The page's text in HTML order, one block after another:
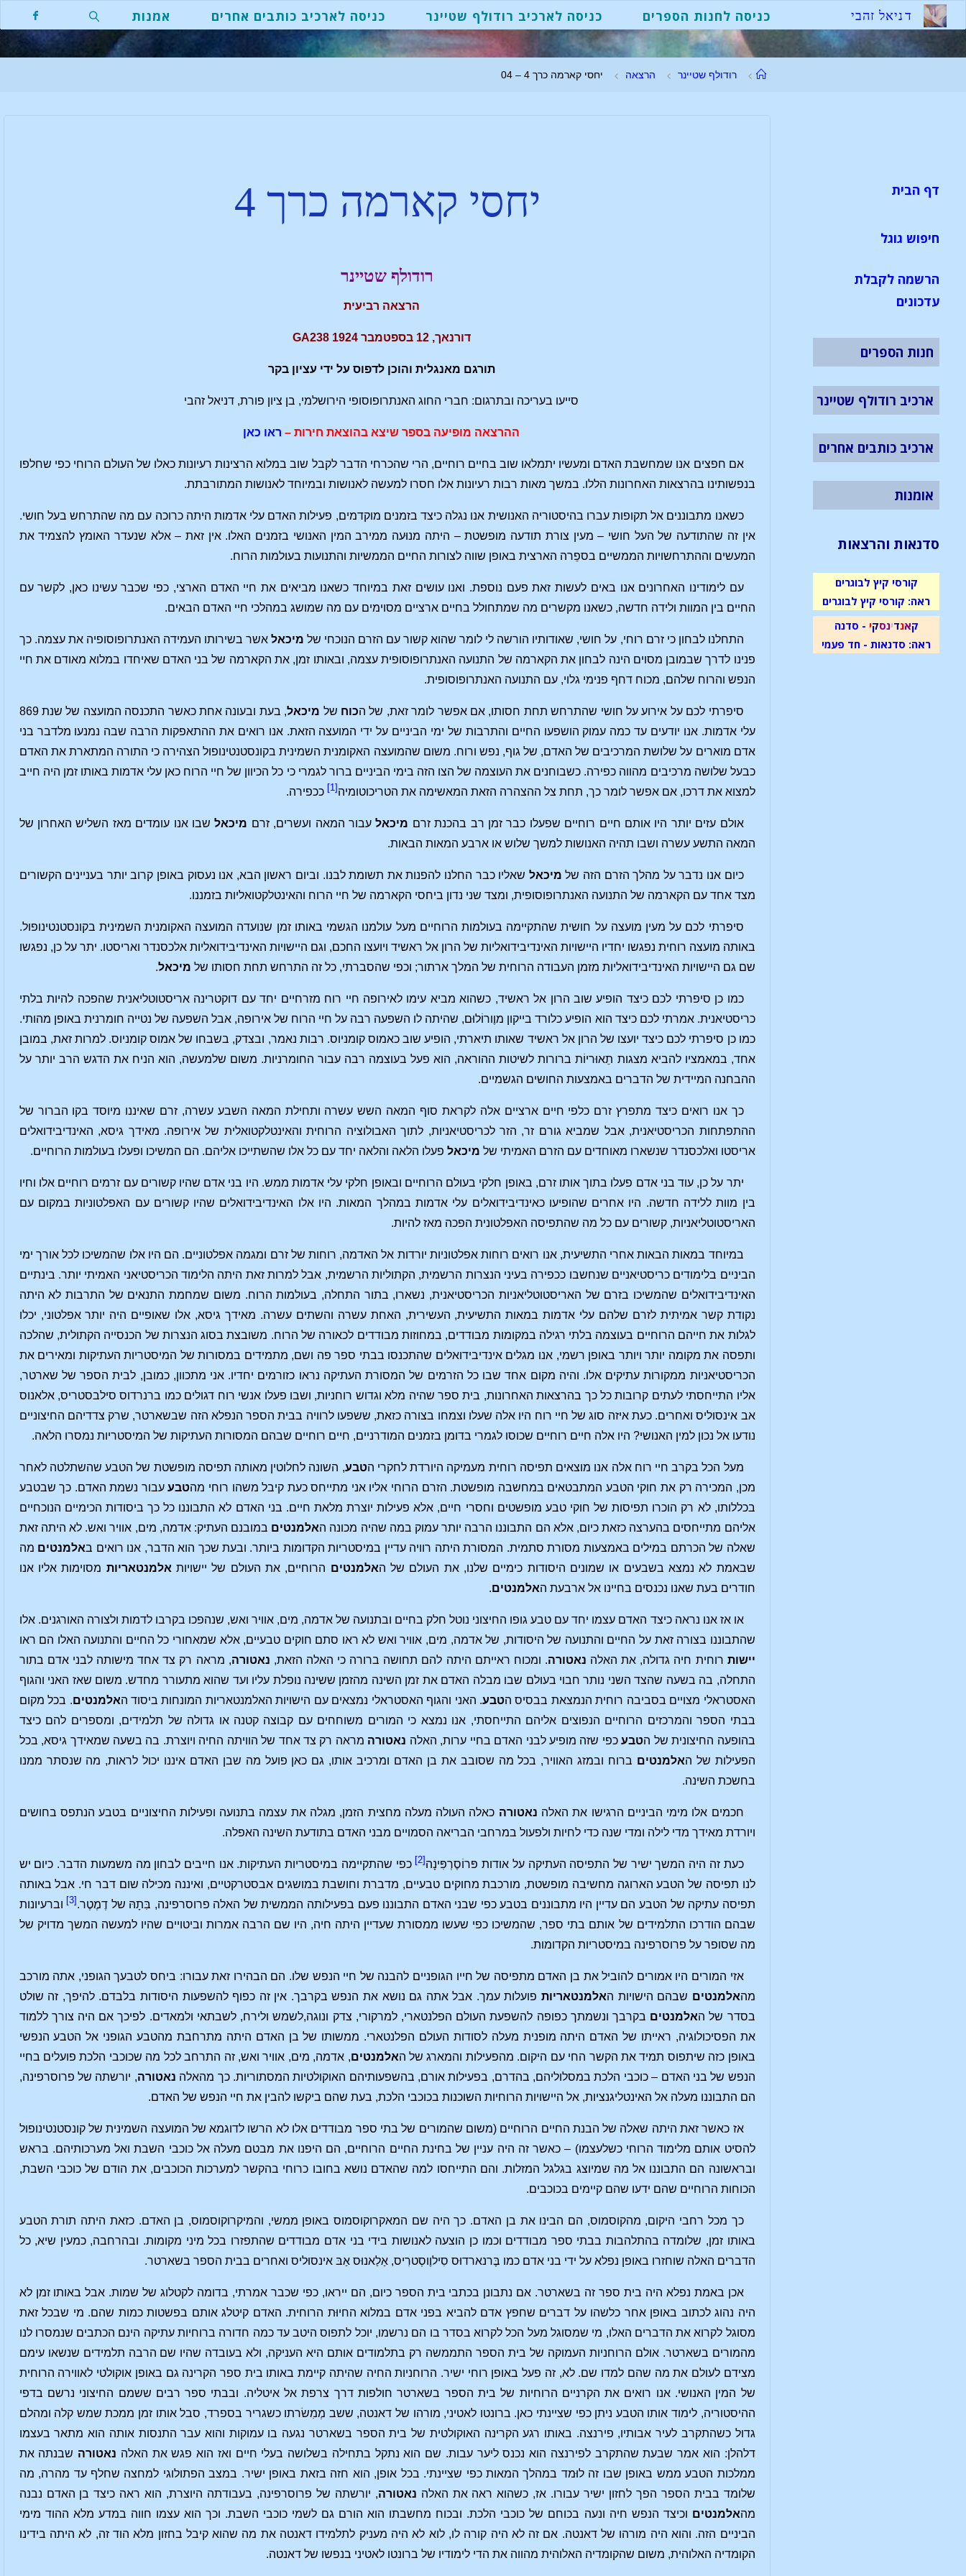
דניאל זהבי כניסה לחנות הספרים כניסה לארכיב רודולף שטיינר כניסה לארכיב כותבים אחרים אמנות
רודולף שטיינר הרצאה יחסי קארמה כרך 4 – 04
יחסי קארמה כרך 4
רודולף שטיינר
הרצאה רביעית
דורנאך, 12 בספטמבר 1924 GA238
תורגם מאנגלית והוכן לדפוס על ידי עציון בקר
סייעו בעריכה ובתרגום: חברי החוג האנתרופוסופי הירושלמי, בן ציון פורת, דניאל זהבי
ההרצאה מופיעה בספר שיצא בהוצאת חירות – ראו כאן
אם חפצים אנו שמחשבת האדם ומעשיו יתמלאו שוב בחיים רוחיים, הרי שהכרחי הדבר לקבל שוב במלוא הרצינות רעיונות כאלו של העולם הרוחי כפי שחלפו
בנפשותינו בהרצאות האחרונות הללו. במשך מאות רבות רעיונות אלו חסרו למעשה לאנושות ובמיוחד לאנושות המתורבתת.
כשאנו מתבוננים אל תקופות עברו בהיסטוריה האנושית אנו נגלה כיצד בזמנים מוקדמים, פעילות האדם עלי אדמות היתה כרוכה עם מה שהתרחש בעל חושי.
אין זה שהתודעה של העל חושי – מעין צורת תודעה מופשטת – היתה מנוּעה ממירב המין האנושי בזמנים האלו. אין זאת – אלא שנעדר האומץ להצמיד את
המעשים וההתרחשויות הממשיים בספֵרה הארצית באופן שווה לצורות החיים הממשיות והתנועות בעולמות הרוח.
עם לימודינו האחרונים אנו באים לעשות זאת פעם נוספת. ואנו עושים זאת במיוחד כשאנו מביאים את חיי האדם הארצי, כפי שכבר עשינו כאן, לקשר עם
החיים בין המוות ולידה חדשה, כשאנו מקשרים מה שמתחולל בחיים ארציים מסוימים עם מה שמושג במהלכי חיי האדם הבאים.
התחלנו לבחון כי זרם רוחי, על חושי, שאודותיו הורשה לי לומר שהוא קשור עם הזרם הנוכחי של מיכאל אשר בשירותו העמידה האנתרופוסופיה את עצמה. כך
פנינו לדרך שבמובן מסוים הינה לבחון את הקארמה של התנועה האנתרופוסופית עצמה, ובאותו זמן, את הקארמה של בני האדם שאיחדו במלוא מאודם את חיי
הנפש והרוח שלהם, מכוח דחף פנימי גלוי, עם התנועה האנתרופוסופית.
סיפרתי לכם על אירוע על חושי שהתרחש תחת חסותו, אם אפשר לומר זאת, של הכוח של מיכאל
, בעת ובעונה אחת כאשר התכנסה המועצה של שנת 869
עלי אדמות. אנו יודעים עד כמה עמוק הושפעו החיים והתרבות של ימי הביניים על ידי המועצה הזאת. אנו רואים את ההתאפקות הרבה שבה נמנעו מלדבר בני
אדם מוארים על שלושת המרכיבים של האדם, של גוף, נפש ורוח. משום שהמועצה האקומנית השמינית בקונסטנטינופול הצהירה כי התורה המתארת את האדם
כבעל שלושה מרכיבים מהווה כפירה. כשבוחנים את העוצמה של הצו הזה בימי הביניים ברור לגמרי כי כל הכיוון של חיי הרוח כאן עלי אדמות באותו זמן היה חייב
למצוא את דרכו, אם אפשר לומר כך, תחת צל ההצהרה הזאת המאשימה את הטריכוטומיה [1] ככפירה.
אולם עזים יותר היו אותם חיים רוחיים שפעלו כבר זמן רב בהכנת זרם מיכאלעבור המאה ועשרים, זרם מיכאלשבו אנו עומדים מאז השליש האחרון של
המאה התשע עשרה ושבו תהיה האנושות למשך שלוש או ארבע המאות הבאות.
כיום אנו נדבר על מהלך הזרם הזה של מיכאל שאליו כבר החלנו להפנות את תשומת לבנו. וביום ראשון הבא, אנו נעסוק באופן קרוב יותר בעניינים הקשורים
מצד אחד עם הקארמה של התנועה האנתרופוסופית, ומצד שני נדון ביחסי הקארמה של חיי הרוח והאינטלקטואליות בזמננו.
סיפרתי לכם על מעין מועצה על חושית שהתקיימה בעולמות הרוחיים מעל עולמנו הגשמי באותו זמן שנועדה המועצה האקומנית השמינית בקונסטנטינופול.
באותה מועצה רוחית נפגשו יחדיו היישויות האינדיבידואליות של הרון אל ראשיד ויועצו החכם, וגם היישויות האינדיבידואליות אלכסנדר ואריסטו. יתר על כן, נפגשו
שם גם היישויות האינדיבידואליות מזמן העבודה הרוחית של המלך ארתור; וכפי שהסברתי, כל זה התרחש תחת חסותו של מיכאל.
כמו כן סיפרתי לכם כיצד הופיע שוב הרון אל ראשיד, כשהוא מביא עימו לאירופה חיי רוח מזרחיים יחד עם דוקטרינה אריסטוטליאנית שהפכה להיות בלתי
כריסטיאנית. אמרתי לכם כיצד הוא הופיע כלורד בייקון מוֶורוֹלוּם, שהיתה לו השפעה רבה על חיי הרוח של אירופה, אבל השפעה של נטייה חומרנית באופן מהותי.
כמו כן סיפרתי לכם כיצד יועצו של הרון אל ראשיד שאותו תיארתי, הופיע שוב כאמוס קומניוס. רבות נאמר, ובצדק, בשבחו של אמוס קומניוס. למרות זאת, במובן
אחד, במאמציו להביא מצגות תֵאוּריוֹת ברורות לשיטות ההוראה, הוא פעל בעוצמה רבה עבור החומרניות. משום שלמעשה, הוא הניח את הדגש הרב יותר על
ההבחנה המיידית של הדברים באמצעות החושים הגשמיים.
כך אנו רואים כיצד מתפרץ זרם כלפי חיים ארציים אלה לקראת סוף המאה השש עשרה ותחילת המאה השבע עשרה, זרם שאיננו מיוסד בקו הברור של
ההתפתחות הכריסטיאנית, אבל שמביא גורם זר, הזר לכריסטיאניות, לתוך האבולוציה הרוחית והאינטלקטואלית של אירופה. מאידך גיסא, האינדיבידואלים
אריסטו ואלכסנדר שנשארו מאוחדים עם הזרם האמיתי של מיכאל פעלו הלאה והלאה יחד עם כל אלו שהשתייכו אליהם. הם המשיכו ופעלו בעולמות הרוחיים.
יתר על כן, עוד בני אדם פעלו בתוך אותו זרם, באופן חלקי בעולם הרוחיים ובאופן חלקי עלי אדמות ממש. היו בני אדם שהיו קשורים עם זרמים רוחיים אלו וחיו
בין מוות ללידה חדשה. היו אחרים שהופיעו כאינדיבידואלים עלי אדמות במהלך המאות. היו אלו האינדיבידואלים שהיו קשורים עם האפלטוניות במקום עם
האריסטוטליאניות, קשורים עם כל מה שהתפיסה האפלטונית הפכה מאז להיות.
במיוחד במאות הבאות אחרי התשיעית, אנו רואים רוחות אפלטוניות יורדות אל האדמה, רוחות של זרם ומגמה אפלטוניים. הם היו אלו שהמשיכו לכל אורך ימי
הביניים בלימודים כריסטיאניים שנחשבו ככפירה בעיני הנצרות הרשמית, הקתוליות הרשמית, אבל למרות זאת היתה הלימוד הכריסטיאני האמיתי יותר. בינתיים
האינדיבידואלים שהמשיכו בזרם של האריסטוטליאניות הכריסטיאנית, נשארו, בתור התחלה, בעולמות הרוח. משום שמחמת התנאים של התרבות לא היתה
נקודת קשר אמיתית לזרם שלהם עלי אדמות במאות התשיעית, העשירית, האחת עשרה והשתים עשרה. מאידך גיסא, אלו שאופיים היה יותר אפלטוני, יכלו
לגלות את חייהם הרוחיים בעוצמה בלתי רגילה במקומות מבודדים, במחוזות מבודדים לכאורה של הרוח. משובצת בסוג הנצרות של הכנסייה הקתולית, שהלכה
ותפסה את מקומה יותר ויותר באופן רשמי, אנו מגלים אינדיבידואלים שהתכנסו בבתי ספר פה ושם, מתמידים במסורות של המיסטריות העתיקות ומאירים את
הכריסטיאניות ממקורות עתיקים אלו. והיה מקום אחד שבו כל הזרמים של המסורת העתיקה נראו כזורמים יחדיו. אני מתכוון, כמובן, לבית הספר של שארטר,
אליו התייחסתי לעתים קרובות כל כך בהרצאות האחרונות, בית ספר שהיה מלא וגדוש רוחניות, ושבו פעלו אנשי רוח דגולים כמו ברנרדוס סילבסטריס, אלאנוס
אב אינסוליס ואחרים. כעת איזה סוג של חיי רוח היו אלה שעלו וצמחו בצורה כזאת, ששפעו לרוויה בבית הספר הנפלא הזה שבשארטר, שרק צדדיהם החיצוניים
נודעו אל נכון למין האנושי? היו אלה חיים רוחיים שכוסו לגמרי בדומן בזמנים המודרניים, חיים רוחיים שבהם המסורות העתיקות של המיסטריות נמסרו הלאה.
מעל הכל בקרב חיי רוח אלה אנו מוצאים תפיסה רוחית מעמיקה היורדת לחקרי הטבע, השונה לחלוטין מאותה תפיסה מופשטת של הטבע שהשתלטה לאחר
מכן, המכירה רק את חוקי הטבע המתבטאים במחשבה מופשטת. הזרם הרוחי אליו אני מתייחס כעת קיבל משהו רוחי מהטבעעבור נשמת האדם. כך שבטבע
בכללותו, לא רק הוכרו תפיסות של חוקי טבע מופשטים וחסרי חיים, אלא פעילות יוצרת מלאת חיים. בני האדם לא התבוננו כל כך ביסודות הכימיים הנוכחיים
אליהם מתייחסים בהערצה כזאת כיום, אלא הם התבוננו הרבה יותר עמוק במה שהיה מכונה האלמנטים במובנם העתיק: אדמה, מים, אוויר ואש. לא היתה זאת
שאלה של הכרתם במילים באמצעות מסורת סתמית. המסורת היתה רוויה עדיין במיסטריות הקדומות ביותר. ובעת שכך הוא הדבר, אנו רואים באלמנטים מה
שבאמת לא נמצא בשבעים או שמונים היסודות כימיים שלנו, את העולם של האלמנטים הרוחיים, את העולם של יישויות אלמנטאריות מסוימות אליו אנו
חודרים בעת שאנו נכנסים בחיינו אל ארבעת האלמנטים.
או אז אנו נראה כיצד האדם עצמו יחד עם טבע גופו החיצוני נוטל חלק בחיים ובתנועה של אדמה, מים, אוויר ואש, שנהפכו בקרבו לדמות ולצורה האורגנים. אלו
שהתבוננו בצורה זאת על החיים והתנועה של היסודות, של אדמה, מים, אוויר ואש לא ראו סתם חוקים טבעיים, אלא שמאחורי כל החיים והתנועה האלו הם ראו
יישות רוחית חיה גדולה, את האלה נאטורה. ומכוח ראייתם היתה להם תחושה ברורה כי האלה הזאת, נאטורה, מראה רק צד אחד מישותה לבני אדם בתור
התחלה, בה בשעה שהצד השני נותר חבוי בעולם שבו מבלה האדם את זמן השינה מהזמן ששינה נופלת עליו ועד שהוא מתעורר מחדש. משום שאז האני והגוף
האסטראלי מצויים בסביבה רוחית הנמצאת בבסיס הטבע. האני והגוף האסטראלי נמצאים עם הישויות האלמנטאריות המונחות ביסוד האלמנטים. בכל מקום
בבתי הספר והמרכזים הרוחיים הנפוצים אליהם התייחסתי, אנו נמצא כי המורים משוחחים עם קבוצה קטנה או גדולה של תלמידים, ומספרים להם כיצד
בהופעה החיצונית של הטבעכפי שזה מופיע לבני האדם בחיי ערות, האלה נאטורה מראה רק צד אחד של הוויתה החיה ויוצרת. בה בשעה שמאידך גיסא, בכל
הפעילות של האלמנטים ברוח ובמזג האוויר, בכל מה שסובב את בן האדם ומרכיב אותו, גם כאן פועל מה שבן האדם איננו יכול לראות, מה שנסתר ממנו
בחשכת השינה.
חכמים אלו מימי הביניים הרגישו את האלה נאטורה כאלה העולה מעלה מחצית הזמן, מגלה את עצמה בתנועה ופעילות החיצוניים בטבע הנתפס בחושים
ויורדת מאידך מדי לילה ומדי שנה כדי לחיות ולפעול במרחבי הבריאה הסמויים מבני האדם בתודעת השינה האפלה.
כעת זה היה המשך ישיר של התפיסה העתיקה על אודות פּרוֹסֶרְפִּינָה [2]
כפי שהתקיימה במיסטריות העתיקות. אנו חייבים לבחון מה משמעות הדבר. כיום יש
לנו תפיסה של הטבע הארוגה מחשיבה מופשטת, מורכבת מחוקים טבעיים, מדברת וחושבת במושגים אבסטרקטיים, ואיננה מכילה שום דבר חי. אבל באותה
תפיסה עתיקה של הטבע הם עדיין היו מתבוננים בטבע כפי שבני האדם התבוננו פעם בפעילותה הממשית של האלה פרוסרפינה, בִּתָהּ של דֶמֶטֶר. [3]
וברעיונות
שבהם הודרכו התלמידים של אותם בתי ספר, שהמשיכו כפי שעשו ממסורת שעדיין היתה חיה, היו שם הרבה אמרות וביטויים שהיו למעשה המשך מדויק של
מה שסופר על פרוסרפינה במיסטריות הקדומות.
אזי המורים היו אמורים להוביל את בן האדם מתפיסה של חייו הגופניים להבנה של חיי הנפש שלו. הם הבהירו זאת עבורו: ביחס לטבעך הגופני, אתה מורכב
מהאלמנטים שבהם הישויות האלמנטאריות פועלות עמך. אבל אתה גם נושא את הנפש בקרבך. אין זה כפוף להשפעות היסודות בלבדם. להיפך, זה שולט
בסדר של האלמנטים בקרבך ונשמתך כפופה להשפעת העולם הפלנטארי, למרקורי, צדק ונוגה,לשמש ולירח, לשבתאי ולמאדים. לפיכך אם היה צורך ללמוד
את הפסיכולוגיה, ראייתו של האדם היתה מופנית מעלה לסודות העולם הפלנטארי. ממשותו של בן האדם היתה מתרחבת מהטבע הגופני אל הטבע הנפשי
באופן כזה שיתפוס תמיד את הקשר החי עם היקום. מהפעילות והמארג של האלמנטים, אדמה, מים, אוויר ואש, זה התרחב לכל מה שכוכבי הלכת פועלים בחיי
הנפש של בני האדם – כוכבי הלכת במסלוליהם, בהדרם, בפעילות אורם, בהשפעותיהם האוקולטיות המסתוריות. כך מהאלה נאטורה, יורשתה של פרוסרפינה,
הם התבוננו מעלה אל האינטליגנציות, אל היישויות הרוחיות השוכנות בכוכבי הלכת, בעת שהם ביקשו להבין את חיי הנפש של האדם.
אז כאשר זאת היתה שאלה של הבנת החיים הרוחיים (משום שהמורים של בתי ספר מבודדים אלו לא הרשו לדוגמא של המועצה השמינית של קונסטנטינופול
להסיט אותם מלימוד הרוחי כשלעצמו) – כאשר זה היה עניין של בחינת החיים הרוחיים, הם היפנו את מבטם מעלה אל כוכבי השבת ואל מערכותיהם. בראש
ובראשונה הם התבוננו אל מה שמיוצג בגלגל המזלות. והם התייחסו למה שהאדם נושא בחובו כרוחי בהקשר למערכות הכוכבים, את הודם של כוכבי השבת,
הכוחות הרוחיים שהם ידעו שהם קיימים בכוכבים.
כך מכל רחבי היקום, מהקוסמוס, הם הבינו את בן האדם. כך היה שם המאקרוקוסמוס באופן ממשי, והמיקרוקוסמוס, בן האדם. כזאת היתה תורת הטבע
באותו זמן, שלומדה בהתלהבות בבתי ספר מבודדים וכמו כן הוצעה לאנושות בידי בני אדם מבודדים שהתפזרו בכל מיני מקומות. ובהרחבה, כמעין שיא, כל
הדברים האלה שוחזרו באופן נפלא על ידי בני אדם כמו בֶּרנארדוּס סִילוֶוסְטרִיס, אַלַאנוּס אַבּ אינסוּליס ואחרים בבית הספר בשארטר.
אכן באמת נפלא היה בית ספר זה בשארטר. אם נתבונן בכתבי בית הספר כיום, הם ייראו, כפי שכבר אמרתי, בדומה לקטלוג של שמות. אבל באותו זמן לא
היה נהוג לכתוב באופן אחר כלשהו על דברים שחפץ אדם להביא בפני אדם במלוא החיוּת הרוחית. האדם קיטלג אותם בפשטות כמות שהם. מי שבכל זאת
מסוגל לקרוא את הדברים האלו, מי שמסוגל מעל הכל לקרוא בסדר בו הם נרשמו, יוכל לתפוס היטב עד כמה חדורה ברוחיות עתיקה הינם הכתבים שנמסרו לנו
מהמורים בשארטר. אולם הרוחניות העמוקה של בית הספר התממשה רק בתלמודים אותם היא העניקה, ולא בעובדה שהיו שם הרבה תלמידים שנשאו עימם
מצידם לעולם את מה שהם למדו שם. לא, זה פעל באופן רוחי ישיר. הרוחניות החיה שהיתה קיימת באותו בית ספר הקרינה גם באופן אוקולטי לאווירה הרוחית
של המין האנושי. אנו רואים את הקרניים הרוחיות של בית הספר בשארטר חולפות דרך צרפת אל איטליה. ובבתי ספר רבים ששמם החיצוני נרשם בדפי
ההיסטוריה, לימוד אותו הטבע ניתן כפי שציינתי כאן. ברונטו לאטיני, מורהו של דאנטה, ששב מְמִשׂרתו כשגריר בספרד, סבל אותו זמן ממכת שמש קלה ומהלם
גדול כשהתקרב לעיר אבותיו, פירנצה. באותו רגע הקרינה האוקולטית של בית הספר בשארטר נגעה בו עמוקות והוא עבר התנסות אותה הוא מתאר בעצמו
דלהלן: הוא אמר שבעת שהתקרב לפירנצה הוא נכנס ליער עבות. שם הוא נתקל בתחילה בשלושה בעלי חיים ואז הוא פגש את האלה נאטורה שבנתה את
ממלכות הטבע ממש באופן שבו זה לוּמד במהלך המאות כפי שציינתי. בכל אופן, הוא חזה בזאת באופן ישיר. במצב הפתולוגי למחצה שחלף עד מהרה, מה
שלומד בבית הספר הפך לחזון ישיר עבורו. אז, כשהוא ראה את האלה נאטורה, יורשתה של פרוסרפינה, בעבודתה היוצרת, הוא ראה כיצד בן האדם נבנה
מהאלמנטים וכיצד הנפש חיה ונעה בכוחם של כוכבי הלכת. ובכוח מחשבתו הוא הורם גם לשמי כוכבי השבת. וכך הוא עצמו חווה במדע מלא ההוד מימי
הביניים הזה. והוא היה מורהו של דאנטה. אם זה לא היה קורה לו, לוא לא היה מעניק לתלמידו דאנטה את מה שהוא קיבל בחזון מלא הוד זה, לא היתה בידינו
הקומדיה האלוהית, משום שהקומדיה האלוהית מהווה את הדי לימודיו של ברונטו לאטיני בנפשו של דאנטה.
דף הבית
חיפוש גוגל
הרשמה לקבלת
עדכונים
חנות הספרים
ארכיב רודולף שטיינר
ארכיב כותבים אחרים
אומנות
סדנאות והרצאות
קורסי קיץ לבוגרים
ראה: קורסי קיץ לבוגרים
קאנדינסקי - סדנה
ראה: סדנאות - חד פעמי